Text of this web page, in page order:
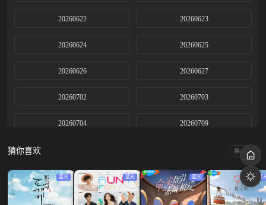
20260622 20260623
20260624 20260625
20260626 20260627
20260702 20260703
20260704 20260709
20260712 20260716
20260717上 20260717下
猜你喜欢 换一换
蓝光 蓝光 蓝光 蓝